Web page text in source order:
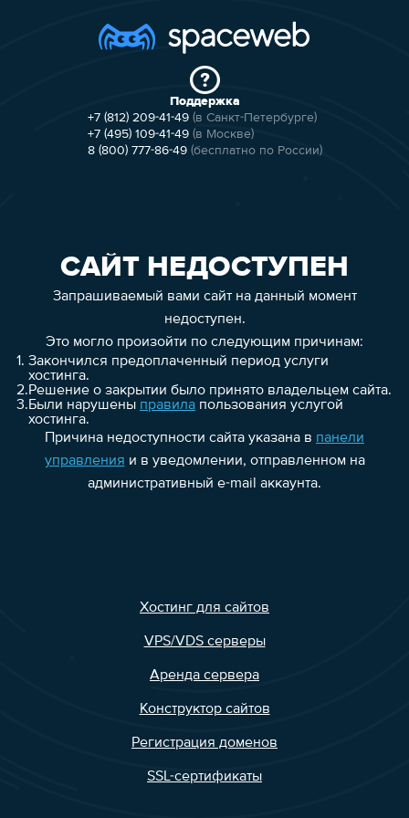
Поддержка
+7 (812) 209-41-49 (в Санкт-Петербурге)
+7 (495) 109-41-49 (в Москве)
8 (800) 777-86-49 (бесплатно по России)
САЙТ НЕДОСТУПЕН
Запрашиваемый вами сайт на данный момент
недоступен.
Это могло произойти по следующим причинам:
1. Закончился предоплаченный период услуги
хостинга.
2.Решение о закрытии было принято владельцем сайта.
3.Были нарушены правилапользования услугой
хостинга.
Причина недоступности сайта указана в панели
управления и в уведомлении, отправленном на
административный e-mail аккаунта.
Хостинг для сайтов
VPS/VDS серверы
Аренда сервера
Конструктор сайтов
Регистрация доменов
SSL-сертификаты